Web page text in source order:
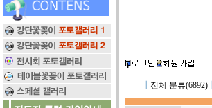
전체 분류(6892)┃